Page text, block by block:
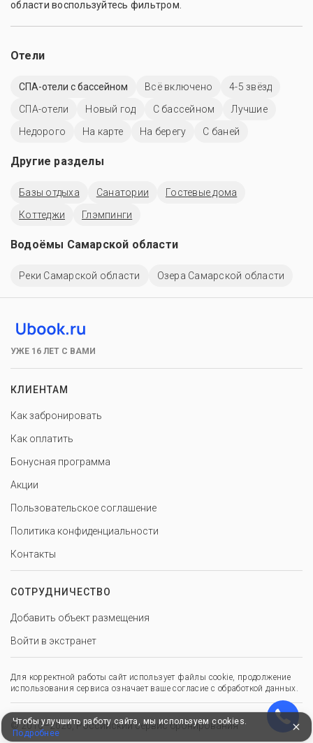
области воспользуйтесь фильтром.
Отели
СПА-отели с бассейном Всё включено
4-5 звёзд
СПА-отели
Новый год C бассейном
Лучшие
Недорого
На карте На берегу С баней
Другие разделы
Базы отдыха Санатории
Гостевые дома
Коттеджи
Глэмпинги
Водоёмы Самарской области
Реки Самарской области Озера Самарской области
УЖЕ 16 ЛЕТ С ВАМИ
КЛИЕНТАМ
Как забронировать
Как оплатить
Бонусная программа
Акции
Пользовательское соглашение
Политика конфиденциальности
Контакты
СОТРУДНИЧЕСТВО
Добавить объект размещения
Войти в экстранет
Для корректной работы сайт использует файлы cookie, продолжение
использования сервиса означает ваше согласие с обработкой данных.
© 2010–2026, Российский сервис бронирования
Чтобы улучшить работу сайта, мы используем cookies.
Подробнее